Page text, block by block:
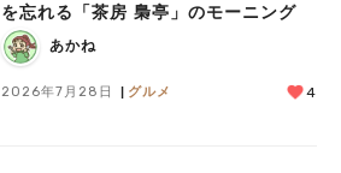
を忘れる「茶房 梟亭」のモーニング
あかね
2026年7月28日 グルメ 4